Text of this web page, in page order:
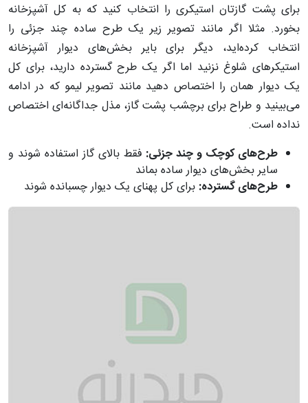
برای پشت‌ گاز‌تان استیکری را انتخاب کنید که به کل آشپزخانه
بخورد. مثلا اگر مانند تصویر زیر یک طرح ساده چند جزئی را
انتخاب کرده‌اید، دیگر برای بایر بخش‌های دیوار آشپزخانه
استیکرهای شلوغ نزنید اما اگر یک طرح گسترده دارید، برای کل
یک دیوار همان را اختصاص دهید مانند تصویر لیمو که در ادامه
می‌بینید و طراح برای برچشب پشت گاز، مذل جداگانه‌ای اختصاص
نداده است.
طرح‌های کوچک و چند جزئی: فقط بالای گاز استفاده شوند و
سایر بخش‌های دیوار ساده بماند
طرح‌‌های گسترده: برای کل پهنای یک دیوار چسبانده شوند